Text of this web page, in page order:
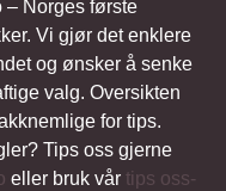
– Norges første
Vi gjør det enklere
og ønsker å senke
valg. Oversikten
for tips.
Tips oss gjerne
eller bruk vår tips oss-